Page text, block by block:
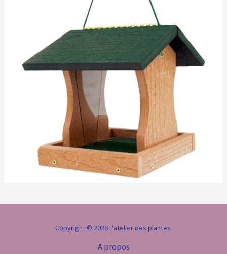
Copyright © 2026 L'atelier des plantes.
A propos